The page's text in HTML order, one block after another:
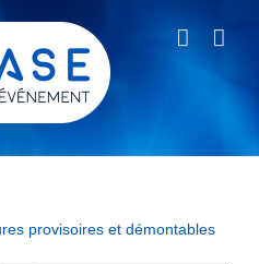
provisoires et démontables